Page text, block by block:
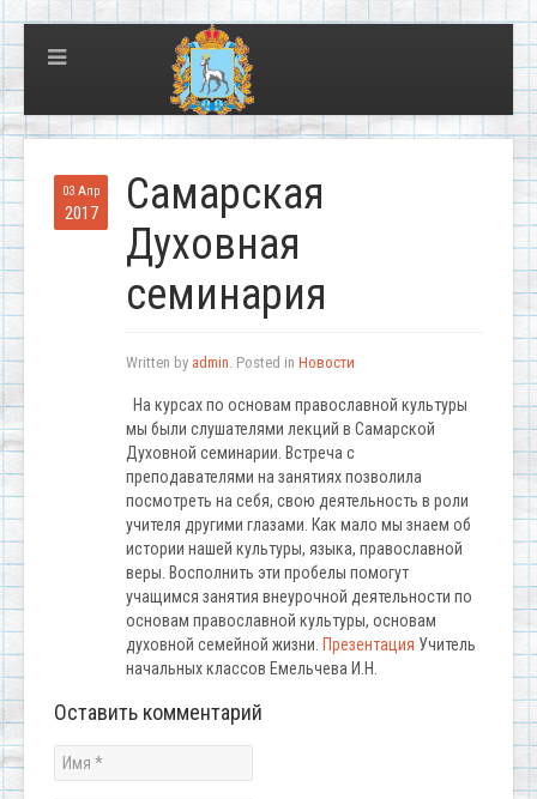
03 Апр
2017
Самарская
Духовная
семинария
Written by admin. Posted in Новости
На курсах по основам православной культуры
мы были слушателями лекций в Самарской
Духовной семинарии. Встреча с
преподавателями на занятиях позволила
посмотреть на себя, свою деятельность в роли
учителя другими глазами. Как мало мы знаем об
истории нашей культуры, языка, православной
веры. Восполнить эти пробелы помогут
учащимся занятия внеурочной деятельности по
основам православной культуры, основам
духовной семейной жизни. Презентация Учитель
начальных классов Емельчева И.Н.
Оставить комментарий